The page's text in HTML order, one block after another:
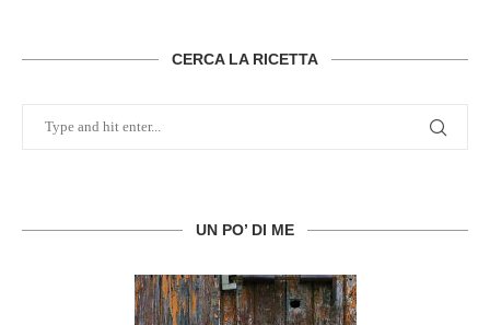
CERCA LA RICETTA
UN PO’ DI ME